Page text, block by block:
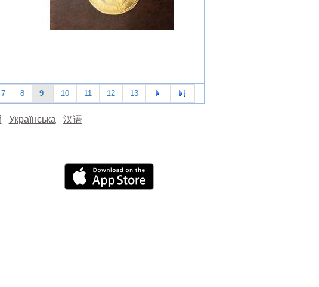
7 8 9 10 11 12 13
Українська 汉语